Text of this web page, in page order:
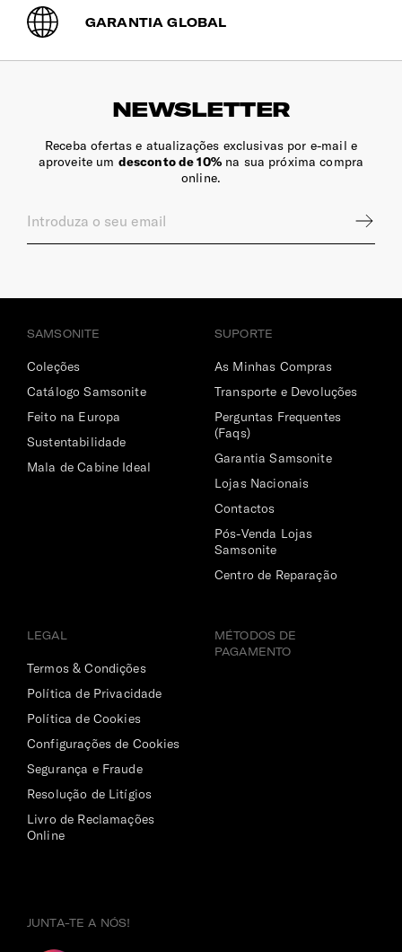
GARANTIA GLOBAL
NEWSLETTER
Receba ofertas e atualizações exclusivas por e-mail e
aproveite um desconto de 10%na sua próxima compra
online.
SAMSONITE
Coleções
Catálogo Samsonite
Feito na Europa
Sustentabilidade
Mala de Cabine Ideal
SUPORTE
As Minhas Compras
Transporte e Devoluções
Perguntas Frequentes
(Faqs)
Garantia Samsonite
Lojas Nacionais
Contactos
Pós-Venda Lojas
Samsonite
Centro de Reparação
LEGAL
Termos & Condições
Política de Privacidade
Política de Cookies
Configurações de Cookies
Segurança e Fraude
Resolução de Litígios
Livro de Reclamações
Online
MÉTODOS DE
PAGAMENTO
JUNTA-TE A NÓS!